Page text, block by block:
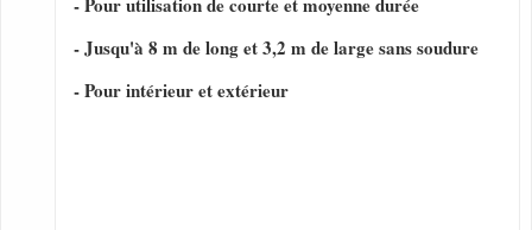
- Pour utilisation de courte et moyenne durée
- Jusqu'à 8 m de long et 3,2 m de large sans soudure
- Pour intérieur et extérieur